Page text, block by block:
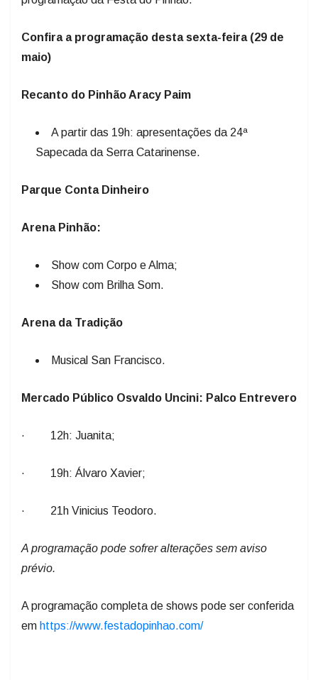
Confira a programação desta sexta-feira (29 de
maio)
Recanto do Pinhão Aracy Paim
A partir das 19h: apresentações da 24ª
Sapecada da Serra Catarinense.
Parque Conta Dinheiro
Arena Pinhão:
Show com Corpo e Alma;
Show com Brilha Som.
Arena da Tradição
Musical San Francisco.
Mercado Público Osvaldo Uncini: Palco Entrevero
· 12h: Juanita;
· 19h: Álvaro Xavier;
· 21h Vinicius Teodoro.
A programação pode sofrer alterações sem aviso
prévio.
A programação completa de shows pode ser conferida
em https://www.festadopinhao.com/